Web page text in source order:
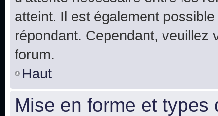
atteint. Il est également
répondant. Cependant,
forum.
Haut
Mise en forme et types